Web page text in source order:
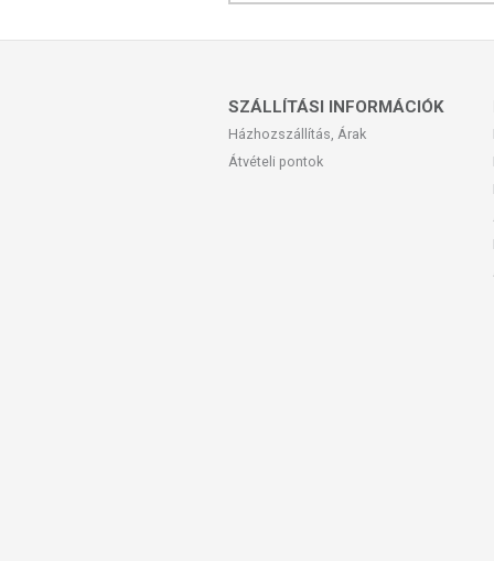
MIÉRT ÉPPEN EZEK A
A Fogyasztó Teakeverékben
hatásukról.
folyékony
jó
, ráadásul segíti a
A Fogyasztó tea összetevői nem csak
SZÁLLÍTÁSI INFORMÁCIÓK
Házhozszállítás, Árak
Átvételi pontok